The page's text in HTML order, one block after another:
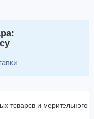
товаров и мерительного